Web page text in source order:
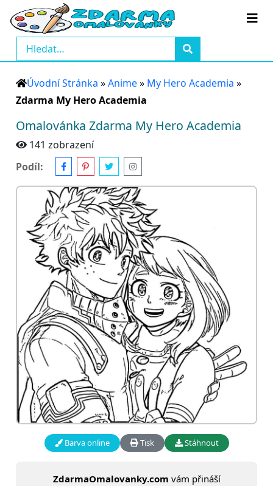
Úvodní Stránka »Anime» My Hero Academia »
Zdarma My Hero Academia
Omalovánka Zdarma My Hero Academia
141 zobrazení
Podíl:
Barva online Tisk Stáhnout
ZdarmaOmalovanky.com vám přináší